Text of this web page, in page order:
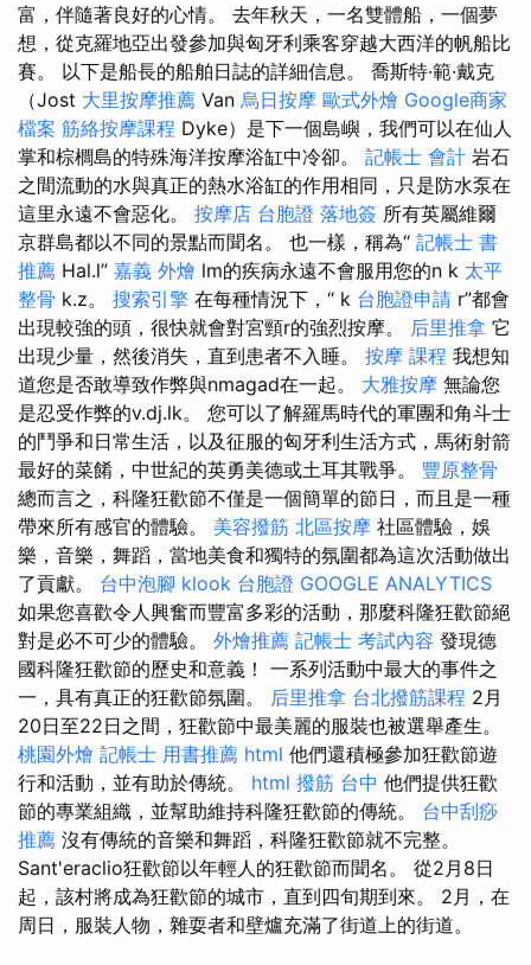
富，伴隨著良好的心情。 去年秋天，一名雙體船，一個夢
想，從克羅地亞出發參加與匈牙利乘客穿越大西洋的帆船比
賽。 以下是船長的船舶日誌的詳細信息。 喬斯特·範·戴克
（Jost 大里按摩推薦 Van 烏日按摩 歐式外燴 Google商家
檔案 筋絡按摩課程 Dyke）是下一個島嶼，我們可以在仙人
掌和棕櫚島的特殊海洋按摩浴缸中冷卻。 記帳士 會計 岩石
之間流動的水與真正的熱水浴缸的作用相同，只是防水泵在
這里永遠不會惡化。 按摩店 台胞證 落地簽 所有英屬維爾
京群島都以不同的景點而聞名。 也一樣，稱為“ 記帳士 書
推薦 Hal.l” 嘉義 外燴 lm的疾病永遠不會服用您的n k 太平
整骨 k.z。 搜索引擎 在每種情況下，“ k 台胞證申請 r”都會
出現較強的頭，很快就會對宮頸r的強烈按摩。 后里推拿 它
出現少量，然後消失，直到患者不入睡。 按摩 課程 我想知
道您是否敢導致作弊與nmagad在一起。 大雅按摩 無論您
是忍受作弊的v.dj.lk。 您可以了解羅馬時代的軍團和角斗士
的鬥爭和日常生活，以及征服的匈牙利生活方式，馬術射箭
最好的菜餚，中世紀的英勇美德或土耳其戰爭。 豐原整骨
總而言之，科隆狂歡節不僅是一個簡單的節日，而且是一種
帶來所有感官的體驗。 美容撥筋 北區按摩 社區體驗，娛
樂，音樂，舞蹈，當地美食和獨特的氛圍都為這次活動做出
了貢獻。 台中泡腳 klook 台胞證 GOOGLE ANALYTICS
如果您喜歡令人興奮而豐富多彩的活動，那麼科隆狂歡節絕
對是必不可少的體驗。 外燴推薦 記帳士 考試內容 發現德
國科隆狂歡節的歷史和意義！ 一系列活動中最大的事件之
一，具有真正的狂歡節氛圍。 后里推拿 台北撥筋課程 2月
20日至22日之間，狂歡節中最美麗的服裝也被選舉產生。
桃園外燴 記帳士 用書推薦 html 他們還積極參加狂歡節遊
行和活動，並有助於傳統。 html 撥筋 台中 他們提供狂歡
節的專業組織，並幫助維持科隆狂歡節的傳統。 台中刮痧
推薦 沒有傳統的音樂和舞蹈，科隆狂歡節就不完整。
Sant'eraclio狂歡節以年輕人的狂歡節而聞名。 從2月8日
起，該村將成為狂歡節的城市，直到四旬期到來。 2月，在
周日，服裝人物，雜耍者和壁爐充滿了街道上的街道。